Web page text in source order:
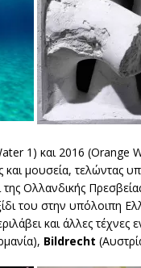
1) και 2016 (Orange
μουσεία, τελώντας
Ολλανδικής
του στην υπόλοιπη
και άλλες τέχνες
Bildrecht